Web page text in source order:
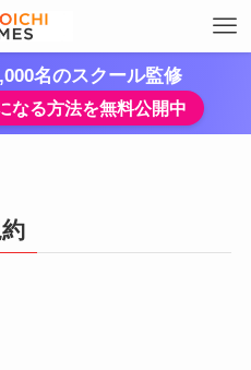
名のスクール監修
なる方法を無料公開中